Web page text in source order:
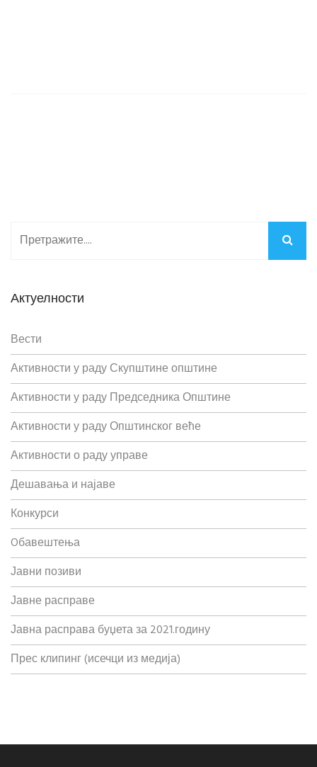
Актуелности
Вести
Активности у раду Скупштине општине
Активности у раду Председника Општине
Активности у раду Општинског веће
Активности о раду управе
Дешавања и најаве
Конкурси
Oбавештења
Јавни позиви
Јавне расправе
Јавна расправа буџета за 2021.годину
Прес клипинг (исечци из медија)